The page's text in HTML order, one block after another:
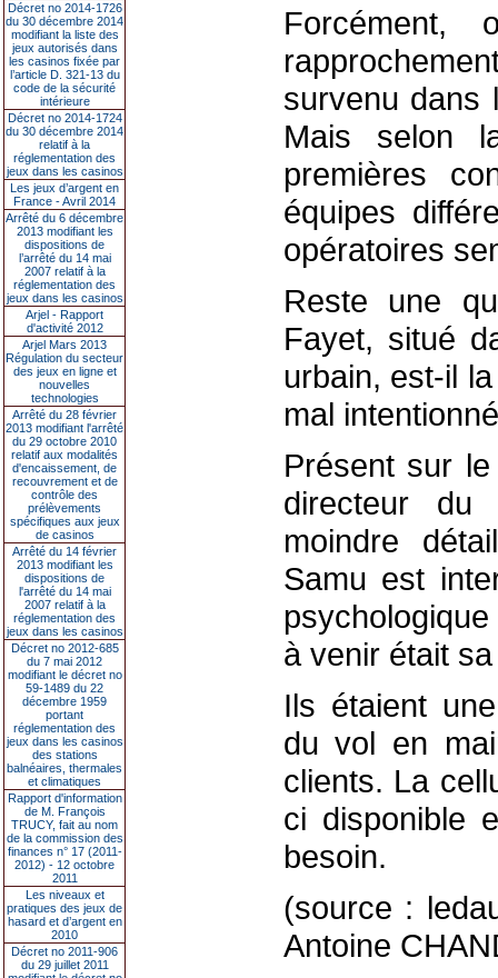
Décret no 2014-1726
du 30 décembre 2014
modifiant la liste des
jeux autorisés dans
les casinos fixée par
l’article D. 321-13 du
code de la sécurité
intérieure
Décret no 2014-1724
du 30 décembre 2014
relatif à la
réglementation des
jeux dans les casinos
Les jeux d’argent en
France - Avril 2014
Arrêté du 6 décembre
2013 modifiant les
dispositions de
l’arrêté du 14 mai
2007 relatif à la
réglementation des
jeux dans les casinos
Arjel - Rapport
d'activité 2012
Arjel Mars 2013
Régulation du secteur
des jeux en ligne et
nouvelles
technologies
Arrêté du 28 février
2013 modifiant l'arrêté
du 29 octobre 2010
relatif aux modalités
d'encaissement, de
recouvrement et de
contrôle des
prélèvements
spécifiques aux jeux
de casinos
Arrêté du 14 février
2013 modifiant les
dispositions de
l'arrêté du 14 mai
2007 relatif à la
réglementation des
jeux dans les casinos
Décret no 2012-685
du 7 mai 2012
modifiant le décret no
59-1489 du 22
décembre 1959
portant
réglementation des
jeux dans les casinos
des stations
balnéaires, thermales
et climatiques
Rapport d'information
de M. François
TRUCY, fait au nom
de la commission des
finances n° 17 (2011-
2012) - 12 octobre
2011
Les niveaux et
pratiques des jeux de
hasard et d’argent en
2010
Décret no 2011-906
du 29 juillet 2011
survenu dans
Mais selon
premières
équipes
opératoires
Reste une
Fayet, situé
urbain, est-il
mal
Présent sur
directeur
moindre
Samu est
à venir était
Ils étaient
du vol en
clients. La
ci disponible
besoin.
(source :
Antoine